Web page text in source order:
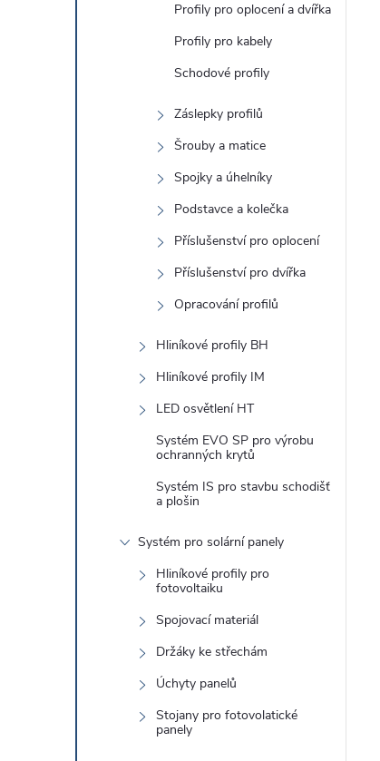
Profily pro oplocení a dvířka
Profily pro kabely
Schodové profily
Záslepky profilů
Šrouby a matice
Spojky a úhelníky
Podstavce a kolečka
Příslušenství pro oplocení
Příslušenství pro dvířka
Opracování profilů
Hliníkové profily BH
Hliníkové profily IM
LED osvětlení HT
Systém EVO SP pro výrobu
ochranných krytů
Systém IS pro stavbu schodišť
a plošin
Systém pro solární panely
Hliníkové profily pro
fotovoltaiku
Spojovací materiál
Držáky ke střechám
Úchyty panelů
Stojany pro fotovolatické
panely